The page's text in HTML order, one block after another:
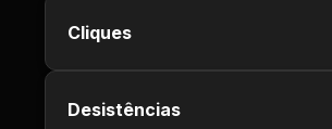
Cliques
Desistências